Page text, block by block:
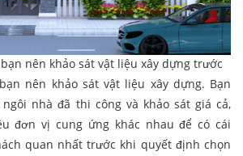
nên khảo sát vật liệu xây dựng trước
nên khảo sát vật liệu xây dựng. Bạn
nhà đã thi công và khảo sát giá cả,
đơn vị cung ứng khác nhau để có cái
quan nhất trước khi quyết định chọn